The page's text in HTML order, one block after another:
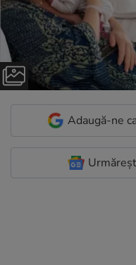
Adaugă-ne